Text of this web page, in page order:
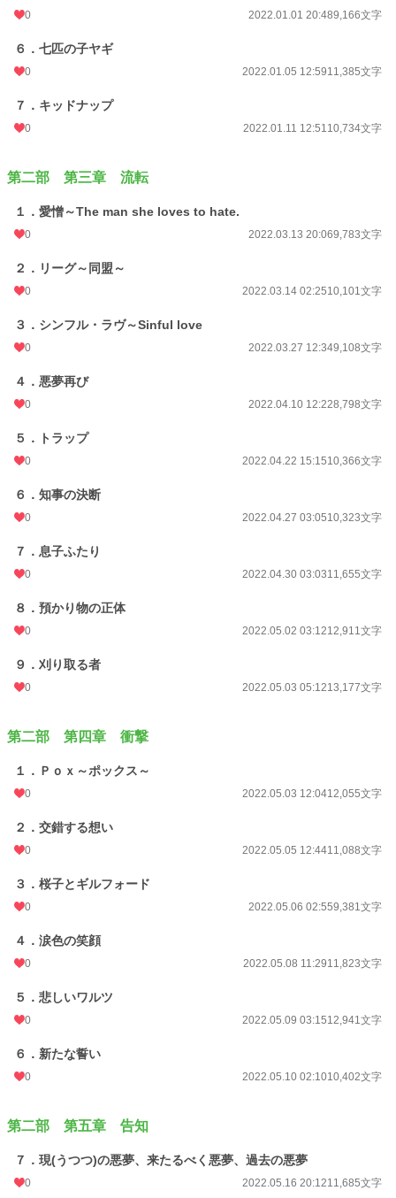
0 2022.01.01 20:489,166文字
６．七匹の子ヤギ
0 2022.01.05 12:5911,385文字
７．キッドナップ
0 2022.01.11 12:5110,734文字
第二部 第三章 流転
１．愛憎～The man she loves to hate.
0 2022.03.13 20:069,783文字
２．リーグ～同盟～
0 2022.03.14 02:2510,101文字
３．シンフル・ラヴ～Sinful love
0 2022.03.27 12:349,108文字
４．悪夢再び
0 2022.04.10 12:228,798文字
５．トラップ
0 2022.04.22 15:1510,366文字
６．知事の決断
0 2022.04.27 03:0510,323文字
７．息子ふたり
0 2022.04.30 03:0311,655文字
８．預かり物の正体
0 2022.05.02 03:1212,911文字
９．刈り取る者
0 2022.05.03 05:1213,177文字
第二部 第四章 衝撃
１．Ｐｏｘ～ポックス～
0 2022.05.03 12:0412,055文字
２．交錯する想い
0 2022.05.05 12:4411,088文字
３．桜子とギルフォード
0 2022.05.06 02:559,381文字
４．涙色の笑顔
0 2022.05.08 11:2911,823文字
５．悲しいワルツ
0 2022.05.09 03:1512,941文字
６．新たな誓い
0 2022.05.10 02:1010,402文字
第二部 第五章 告知
７．現(うつつ)の悪夢、来たるべく悪夢、過去の悪夢
0 2022.05.16 20:1211,685文字